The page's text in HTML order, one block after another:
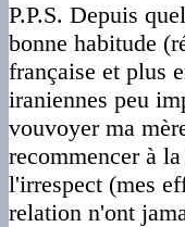
P.P.S. Depuis
bonne habitude
française et plus
iraniennes peu
vouvoyer ma
recommencer à
l'irrespect (mes
relation n'ont